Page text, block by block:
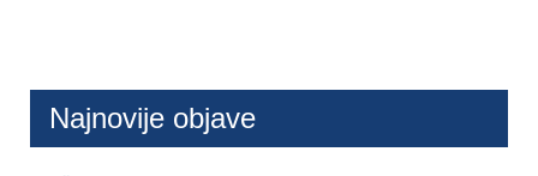
Najnovije objave